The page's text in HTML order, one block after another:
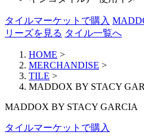
タイルマーケットで購入
リーズを見る タイル一覧へ
HOME >
MERCHANDISE >
TILE >
MADDOX BY STACY
MADDOX BY STACY GARCIA
タイルマーケットで購入